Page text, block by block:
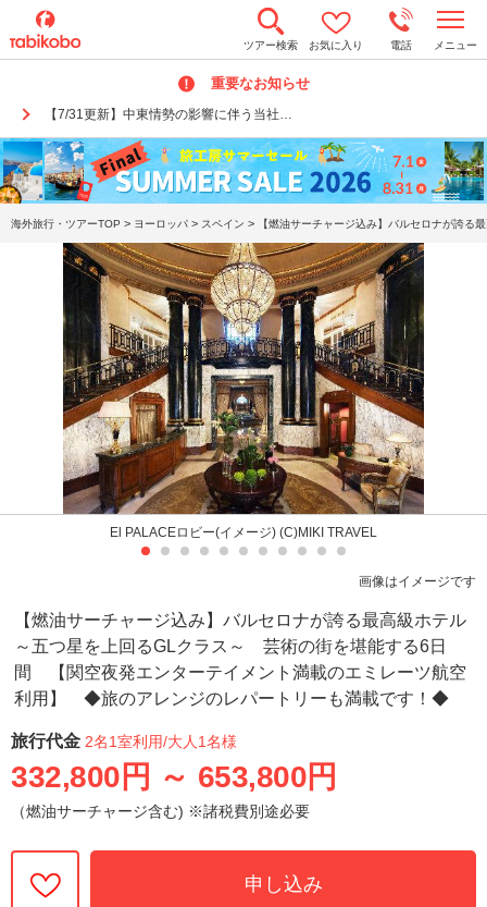
ツアー検索 お気に入り 電話 メニュー
重要なお知らせ
【7/31更新】中東情勢の影響に伴う当社…
o
n
a
v
i
g
a
t
海外旅行・ツアーTOP > ヨーロッパ > スペイン > 【燃油サーチャージ込み】バルセロナが誇
El PALACEロビー(イメージ) (C)MIKI TRAVEL
画像はイメージです
【燃油サーチャージ込み】バルセロナが誇る最高級ホテル
～五つ星を上回るGLクラス～ 芸術の街を堪能する6日
間 【関空夜発エンターテイメント満載のエミレーツ航空
利用】 ◆旅のアレンジのレパートリーも満載です！◆
旅行代金 2名1室利用/大人1名様
332,800円 ～ 653,800円
（燃油サーチャージ含む) ※諸税費別途必要
申し込み